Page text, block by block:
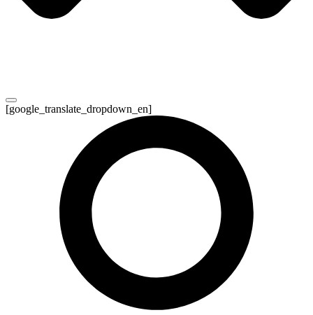
[google_translate_dropdown_en]